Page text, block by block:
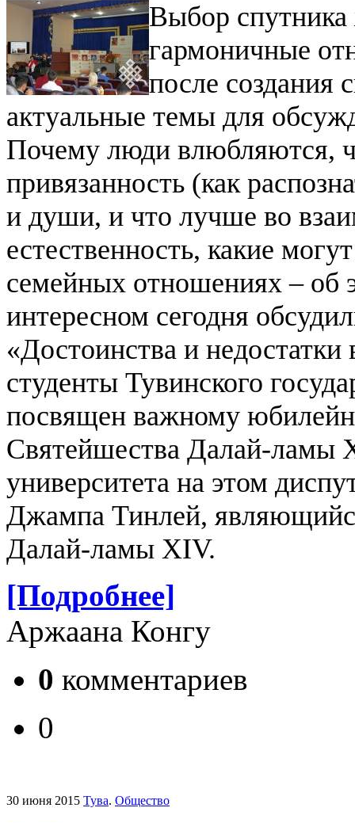
Выбор спутника
гармоничные
после создания
актуальные темы для
Почему люди влюбляются,
привязанность (как
и души, и что лучше во
естественность, какие
семейных отношениях – об
интересном сегодня
«Достоинства и
студенты Тувинского
посвящен важному
Святейшества Далай-ламы
университета на этом
Джампа Тинлей,
Далай-ламы XIV.
[Подробнее]
Аржаана Конгу
0 комментариев
0
30 июня 2015 Тува. Общество